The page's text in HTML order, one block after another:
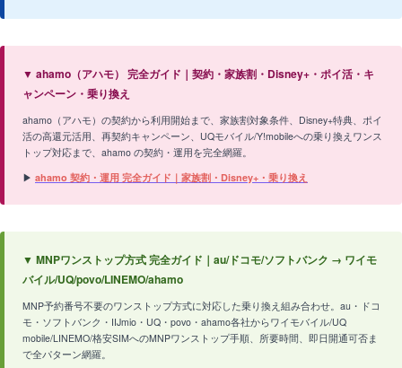
▼ ahamo（アハモ） 完全ガイド｜契約・家族割・Disney+・ポイ活・キ
ャンペーン・乗り換え
ahamo（アハモ）の契約から利用開始まで、家族割対象条件、Disney+特典、ポイ
活の高還元活用、再契約キャンペーン、UQモバイル/Y!mobileへの乗り換えワンス
トップ対応まで、ahamo の契約・運用を完全網羅。
▶ ahamo 契約・運用 完全ガイド｜家族割・Disney+・乗り換え
▼ MNPワンストップ方式 完全ガイド｜au/ドコモ/ソフトバンク → ワイモ
バイル/UQ/povo/LINEMO/ahamo
MNP予約番号不要のワンストップ方式に対応した乗り換え組み合わせ。au・ドコ
モ・ソフトバンク・IIJmio・UQ・povo・ahamo各社からワイモバイル/UQ
mobile/LINEMO/格安SIMへのMNPワンストップ手順、所要時間、即日開通可否ま
で全パターン網羅。